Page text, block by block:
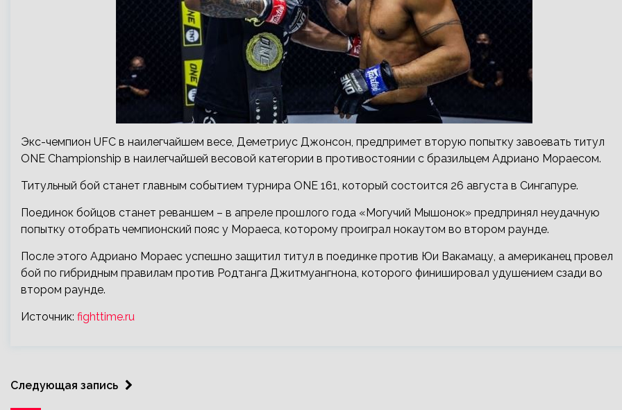
Экс-чемпион UFC в наилегчайшем весе, Деметриус Джонсон, предпримет вторую попытку завоевать титул
ONE Championship в наилегчайшей весовой категории в противостоянии с бразильцем Адриано Мораесом.
Титульный бой станет главным событием турнира ONE 161, который состоится 26 августа в Сингапуре.
Поединок бойцов станет реваншем – в апреле прошлого года «Могучий Мышонок» предпринял неудачную
попытку отобрать чемпионский пояс у Мораеса, которому проиграл нокаутом во втором раунде.
После этого Адриано Мораес успешно защитил титул в поединке против Юи Вакамацу, а американец провел
бой по гибридным правилам против Родтанга Джитмуангнона, которого финишировал удушением сзади во
втором раунде.
Источник: fighttime.ru
Следующая запись